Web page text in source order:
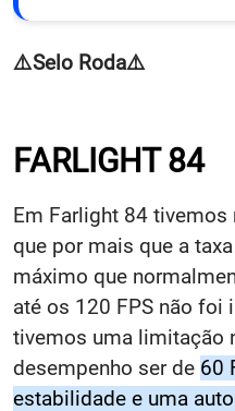
⚠️Selo Roda⚠️
FARLIGHT 84
Em Farlight 84
que por mais que a
máximo que
até os 120 FPS não foi
tivemos uma limitação
desempenho ser de 60
estabilidade e uma